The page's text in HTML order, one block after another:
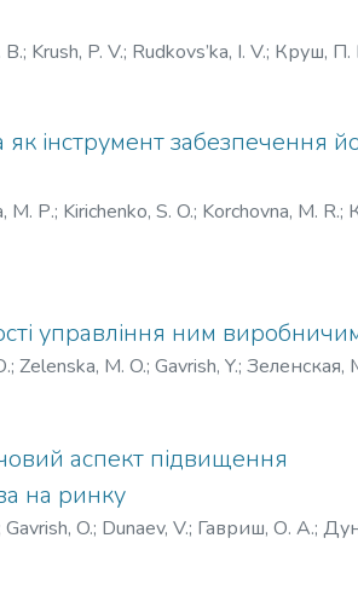
В.; Krush, P. V.; Rudkovs’ka, І. V.; Круш, П.
як інструмент забезпечення
М. Р.; Kirichenko, S. O.; Korchovna, M. R.;
управління ним
; Zelenska, M. O.; Gavrish, Y.; Зеленская,
аспект підвищення
на ринку
Gavrish, O.; Dunaev, V.; Гавриш, О. А.;